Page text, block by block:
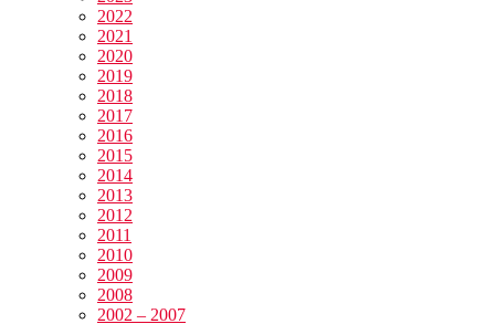
2022
2021
2020
2019
2018
2017
2016
2015
2014
2013
2012
2011
2010
2009
2008
2002 – 2007